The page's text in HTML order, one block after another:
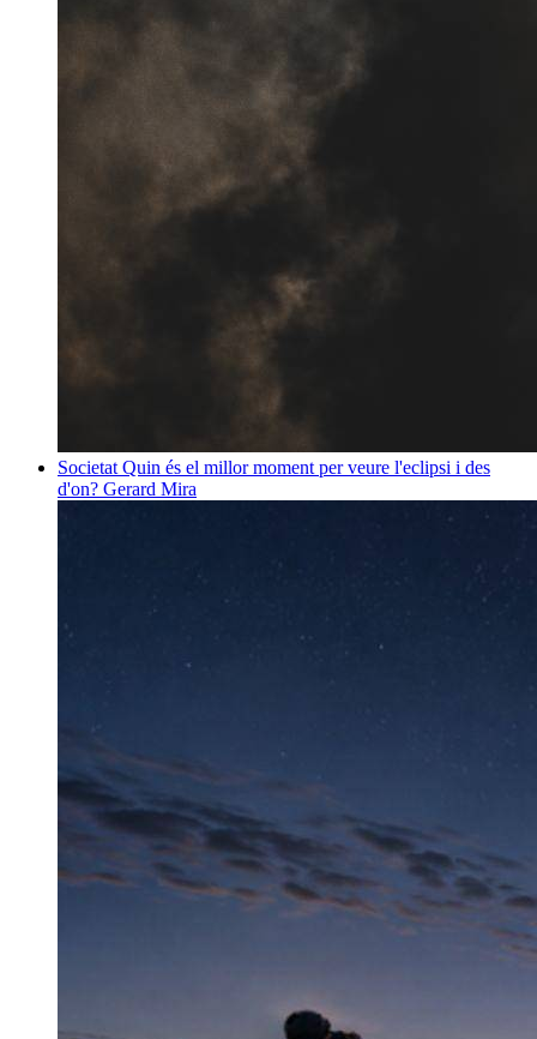
Societat Quin és el millor moment per veure l'eclipsi i des
d'on? Gerard Mira